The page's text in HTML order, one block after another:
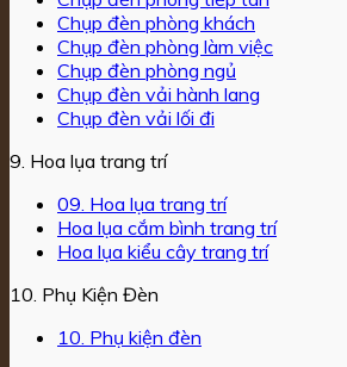
Chụp đèn phòng khách
Chụp đèn phòng làm việc
Chụp đèn phòng ngủ
Chụp đèn vải hành lang
Chụp đèn vải lối đi
9. Hoa lụa trang trí
09. Hoa lụa trang trí
Hoa lụa cắm bình trang trí
Hoa lụa kiểu cây trang trí
10. Phụ Kiện Đèn
10. Phụ kiện đèn